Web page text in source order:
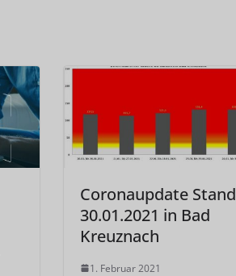
Coronaupdate Stand
30.01.2021 in Bad
Kreuznach
1. Februar 2021